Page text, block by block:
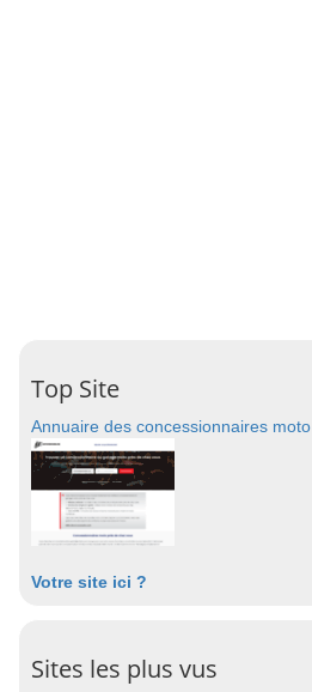
Top Site
Annuaire des concessionnaires moto
Votre site ici ?
Sites les plus vus